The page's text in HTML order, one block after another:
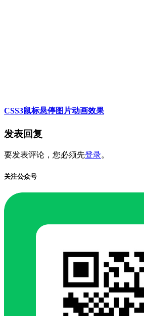
CSS3鼠标悬停图片动画效果
发表回复
要发表评论，您必须先登录。
关注公众号